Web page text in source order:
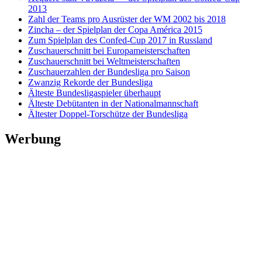
2013
Zahl der Teams pro Ausrüster der WM 2002 bis 2018
Zincha – der Spielplan der Copa América 2015
Zum Spielplan des Confed-Cup 2017 in Russland
Zuschauerschnitt bei Europameisterschaften
Zuschauerschnitt bei Weltmeisterschaften
Zuschauerzahlen der Bundesliga pro Saison
Zwanzig Rekorde der Bundesliga
Älteste Bundesligaspieler überhaupt
Älteste Debütanten in der Nationalmannschaft
Ältester Doppel-Torschütze der Bundesliga
Werbung